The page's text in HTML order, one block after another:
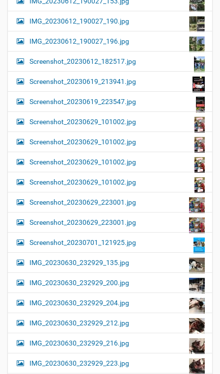
IMG_20230612_190027_190.jpg
IMG_20230612_190027_196.jpg
Screenshot_20230612_182517.jpg
Screenshot_20230619_213941.jpg
Screenshot_20230619_223547.jpg
Screenshot_20230629_101002.jpg
Screenshot_20230629_101002.jpg
Screenshot_20230629_101002.jpg
Screenshot_20230629_101002.jpg
Screenshot_20230629_223001.jpg
Screenshot_20230629_223001.jpg
Screenshot_20230701_121925.jpg
IMG_20230630_232929_135.jpg
IMG_20230630_232929_200.jpg
IMG_20230630_232929_204.jpg
IMG_20230630_232929_212.jpg
IMG_20230630_232929_216.jpg
IMG_20230630_232929_223.jpg